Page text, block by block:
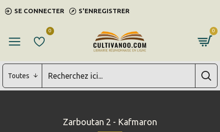
SE CONNECTER S'ENREGISTRER
0 0
Toutes
Zarboutan 2 - Kafmaron